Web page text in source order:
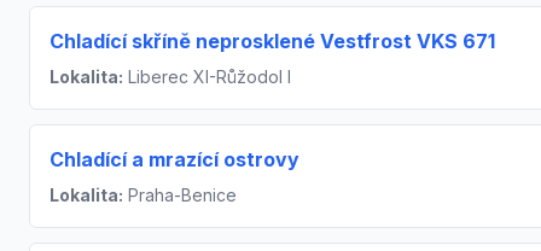
Chladící skříně neprosklené Vestfrost VKS 671
Lokalita: Liberec XI-Růžodol I
Chladící a mrazící ostrovy
Lokalita: Praha-Benice